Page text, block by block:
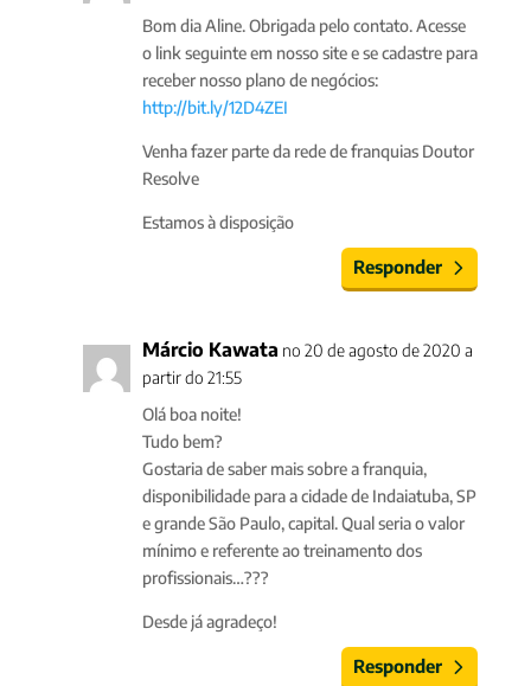
Bom dia Aline. Obrigada pelo contato. Acesse
o link seguinte em nosso site e se cadastre para
receber nosso plano de negócios:
http://bit.ly/12D4ZEI
Venha fazer parte da rede de franquias Doutor
Resolve
Estamos à disposição
Responder
Márcio Kawata no 20 de agosto de 2020 a
partir do 21:55
Olá boa noite!
Tudo bem?
Gostaria de saber mais sobre a franquia,
disponibilidade para a cidade de Indaiatuba, SP
e grande São Paulo, capital. Qual seria o valor
mínimo e referente ao treinamento dos
profissionais…???
Desde já agradeço!
Responder